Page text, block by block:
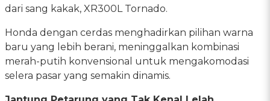
dari sang kakak, XR300L Tornado.
Honda dengan cerdas menghadirkan pilihan warna
baru yang lebih berani, meninggalkan kombinasi
merah-putih konvensional untuk mengakomodasi
selera pasar yang semakin dinamis.